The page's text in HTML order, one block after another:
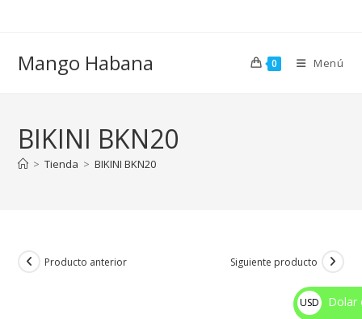
Mango Habana 0 Menú
BIKINI BKN20
> Tienda > BIKINI BKN20
Producto anterior Siguiente producto
USD
Dolar